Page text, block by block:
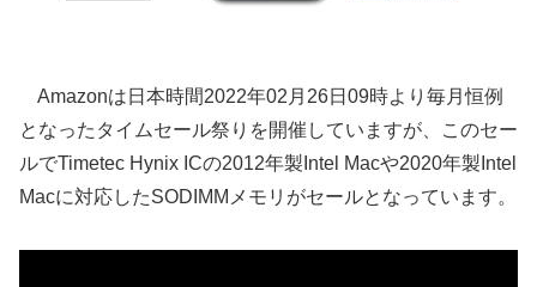
Amazonは日本時間2022年02月26日09時より毎月恒例
となったタイムセール祭りを開催していますが、このセー
ルでTimetec Hynix ICの2012年製Intel Macや2020年製Intel
Macに対応したSODIMMメモリがセールとなっています。